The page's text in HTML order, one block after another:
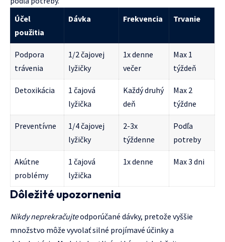
Účel
použitia
Dávka Frekvencia Trvanie
Podpora
trávenia
1/2 čajovej
lyžičky
1x denne
večer
Max 1
týždeň
Detoxikácia
1 čajová
lyžička
Každý druhý
deň
Max 2
týždne
Preventívne
1/4 čajovej
lyžičky
2-3x
týždenne
Podľa
potreby
Akútne
problémy
1 čajová
lyžička
1x denne Max 3 dni
Dôležité upozornenia
Nikdy neprekračujteodporúčané dávky, pretože vyššie
množstvo môže vyvolať silné projímavé účinky a